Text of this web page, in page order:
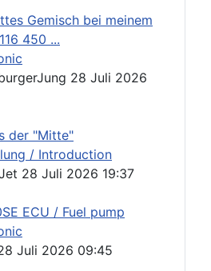
Gemisch bei meinem
450 ...
28 Juli 2026
der "Mitte"
/ Introduction
28 Juli 2026 19:37
ECU / Fuel pump
Juli 2026 09:45